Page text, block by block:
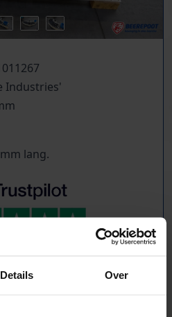
Details Over
Industries'
lang.
uit voorraad leverbaar